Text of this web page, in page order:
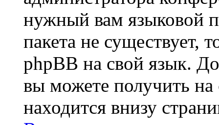
нужный вам языковой
пакета не существует,
phpBB на свой язык.
вы можете получить на
находится внизу